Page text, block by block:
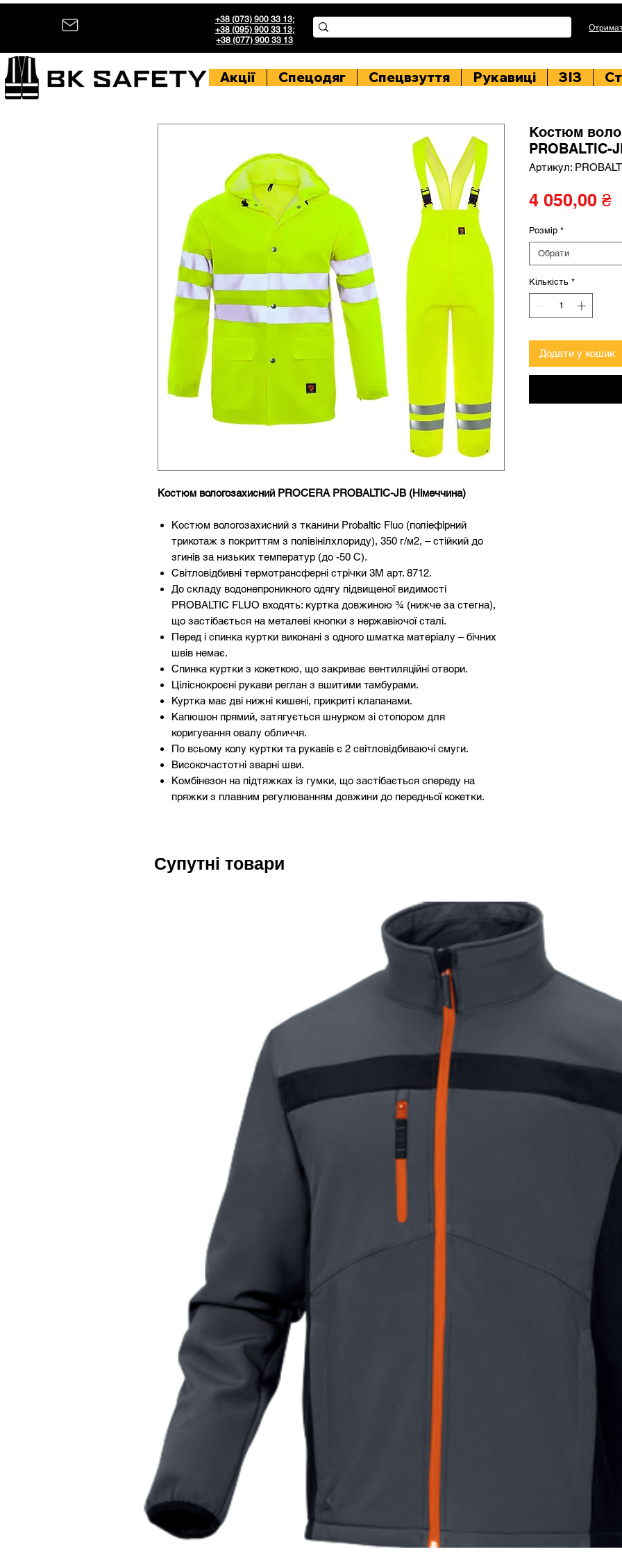
+38 (073) 900 33 13;
+38 (095) 900 33 13;
+38 (077) 900 33 13
Акції Спецодяг Спецвзуття Рукавиці ЗІЗ
Костюм вологозахисний PROCERA PROBALTIC-JB (Німеччина)
Костюм вологозахисний з тканини Probaltic Fluo (поліефірний
трикотаж з покриттям з полівінілхлориду), 350 г/м2, – стійкий до
згинів за низьких температур (до -50 С).
Світловідбивні термотрансферні стрічки 3М арт. 8712.
До складу водонепроникного одягу підвищеної видимості
PROBALTIC FLUO входять: куртка довжиною ¾ (нижче за стегна),
що застібається на металеві кнопки з нержавіючої сталі.
Перед і спинка куртки виконані з одного шматка матеріалу – бічних
швів немає.
Спинка куртки з кокеткою, що закриває вентиляційні отвори.
Ціліснокроєні рукави реглан з вшитими тамбурами.
Куртка має дві нижні кишені, прикриті клапанами.
Капюшон прямий, затягується шнурком зі стопором для
коригування овалу обличчя.
По всьому колу куртки та рукавів є 2 світловідбиваючі смуги.
Високочастотні зварні шви.
Комбінезон на підтяжках із гумки, що застібається спереду на
пряжки з плавним регулюванням довжини до передньої кокетки.
Високочастотні зварні шви.
Відповідає вимогам EN 13688, EN 343, матеріал та світловідбиваючі
Костюм
PROBALTIC-
Артикул:
4 050,00 ₴
Розмір *
Обрати
Кількість *
Додати у кошик
Супутні товари